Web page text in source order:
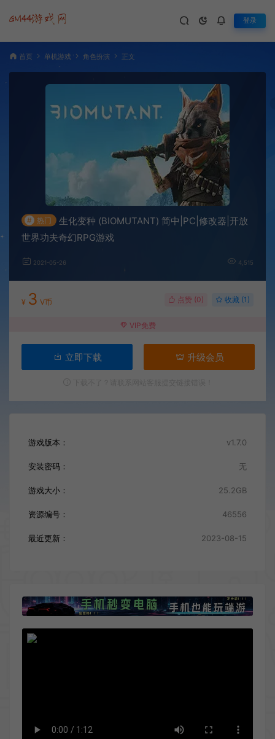
登录
首页 单机游戏 角色扮演 正文
# 热门
生化变种 (BIOMUTANT) 简中|PC|修改器|开放
世界功夫奇幻RPG游戏
2021-05-26 4,515
¥ 3 V币 点赞 (0) 收藏 (1)
VIP免费
立即下载 升级会员
游戏版本： v1.7.0
安装密码： 无
游戏大小： 25.2GB
资源编号： 46556
最近更新： 2023-08-15